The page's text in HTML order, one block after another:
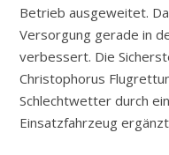
Betrieb ausgeweitet.
Versorgung gerade in
verbessert. Die
Christophorus
Schlechtwetter durch
Einsatzfahrzeug